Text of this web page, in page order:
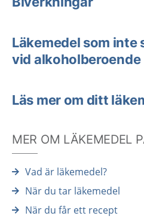
Läkemedel som inte
vid alkoholberoende
Läs mer om ditt
MER OM LÄKEMEDEL
Vad är läkemedel?
När du tar läkemedel
När du får ett recept